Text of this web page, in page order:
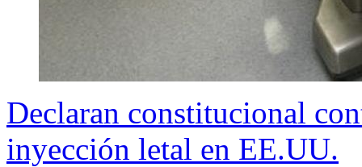
Declaran constitucional
inyección letal en EE.UU.